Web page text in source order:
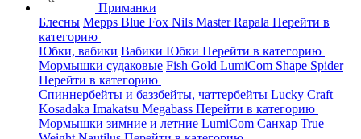
Приманки
Блесны Mepps Blue Fox Nils MasterRapala Перейти в
категорию
Юбки, вабики Вабики Юбки Перейти в категорию
Мормышки судаковые Fish Gold LumiCom Shape Spider
Перейти в категорию
Спиннербейты и баззбейты, чаттербейты Lucky Craft
Kosadaka Imakatsu Megabass Перейти в категорию
Мормышки зимние и летние LumiCom Санхар True